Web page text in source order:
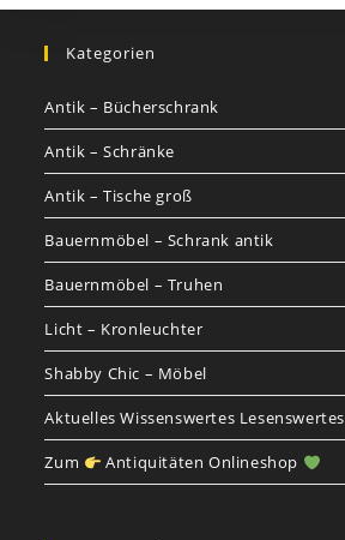
Kategorien
Antik – Bücherschrank
Antik – Schränke
Antik – Tische groß
Bauernmöbel – Schrank antik
Bauernmöbel – Truhen
Licht – Kronleuchter
Shabby Chic – Möbel
Aktuelles Wissenswertes Lesenswertes
Zum Antiquitäten Onlineshop